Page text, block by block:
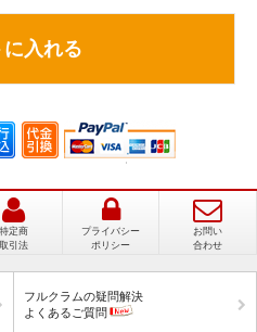
に入れる
特定商
取引法
プライバシー
ポリシー
お問い
合わせ
フルクラムの疑問解決
よくあるご質問